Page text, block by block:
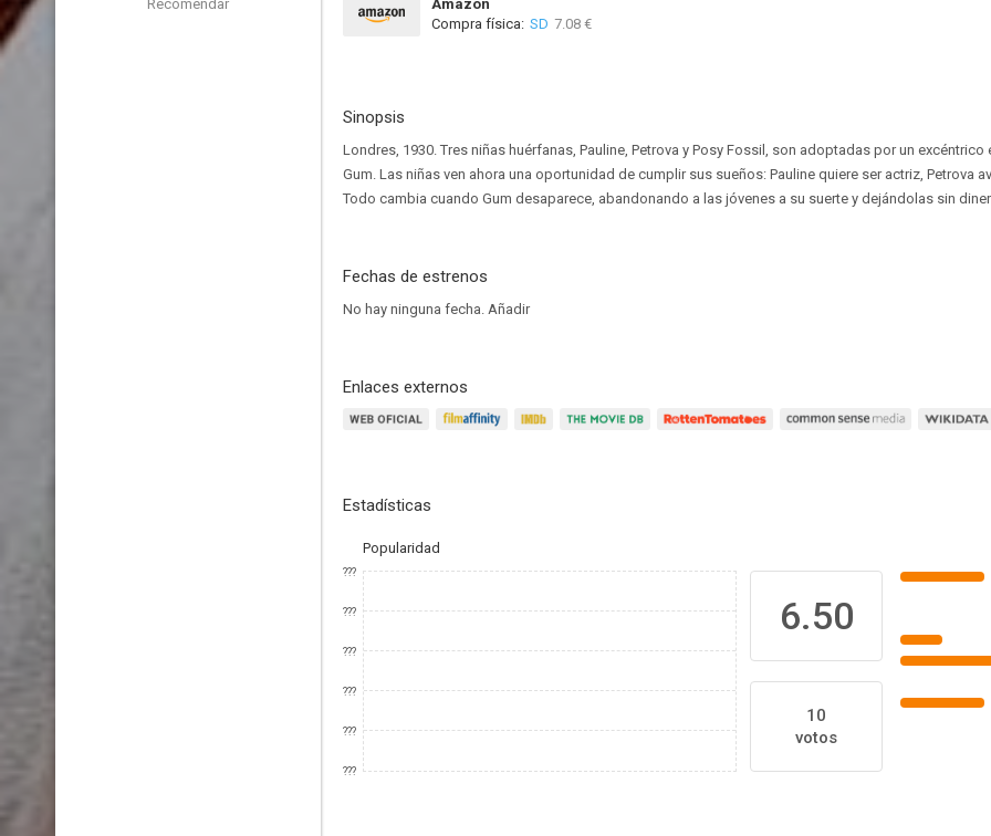
Recomendar
Amazon
Compra física: SD 7.08 €
Sinopsis
Londres, 1930. Tres niñas huérfanas, Pauline, Petrova y Posy Fossil, son adoptadas por un
Gum. Las niñas ven ahora una oportunidad de cumplir sus sueños: Pauline quiere ser actriz, Petrova
Todo cambia cuando Gum desaparece, abandonando a las jóvenes a su suerte y dejándolas sin
Fechas de estrenos
No hay ninguna fecha. Añadir
Enlaces externos
Estadísticas
Popularidad
???
???
???
???
???
???
6.50
10
votos